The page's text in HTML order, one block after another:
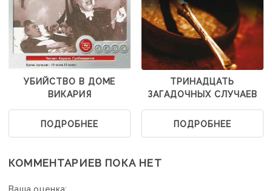
УБИЙСТВО В ДОМЕ
ВИКАРИЯ
ПОДРОБНЕЕ
ТРИНАДЦАТЬ
ЗАГАДОЧНЫХ СЛУЧАЕВ
ПОДРОБНЕЕ
КОММЕНТАРИЕВ ПОКА НЕТ